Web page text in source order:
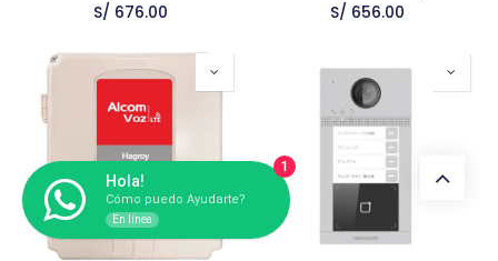
S/ 676.00 S/ 656.00
Hola!
Cómo puedo Ayudarte?
En línea
1